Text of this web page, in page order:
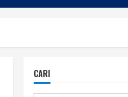
CARI